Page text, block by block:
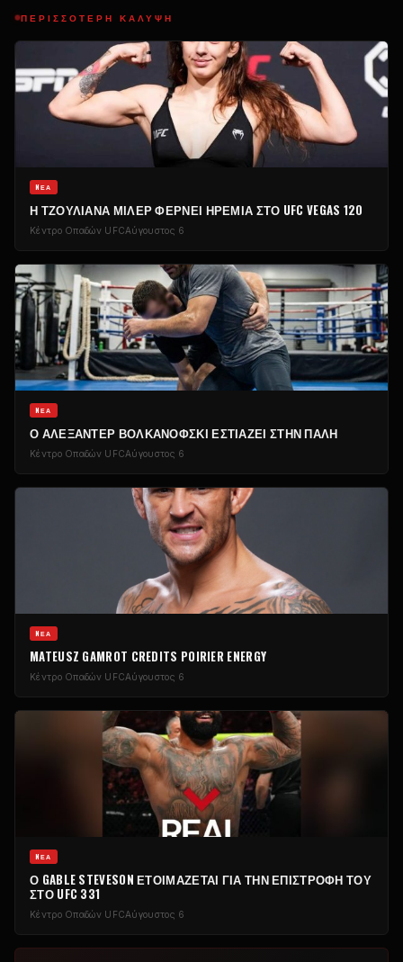
ΠΕΡΙΣΣΌΤΕΡΗ ΚΆΛΥΨΗ
NΈΑ
Η ΤΖΟΥΛΙΆΝΑ ΜΊΛΕΡ ΦΈΡΝΕΙ ΗΡΕΜΊΑ ΣΤΟ UFC VEGAS 120
Κέντρο Οπαδών UFCΑύγουστος 6
NΈΑ
Ο ΑΛΕΞΆΝΤΕΡ ΒΟΛΚΑΝΌΦΣΚΙ ΕΣΤΙΆΖΕΙ ΣΤΗΝ ΠΆΛΗ
Κέντρο Οπαδών UFCΑύγουστος 6
NΈΑ
MATEUSZ GAMROT CREDITS POIRIER ENERGY
Κέντρο Οπαδών UFCΑύγουστος 6
NΈΑ
Ο GABLE STEVESON ΕΤΟΙΜΆΖΕΤΑΙ ΓΙΑ ΤΗΝ ΕΠΙΣΤΡΟΦΉ ΤΟΥ
ΣΤΟ UFC 331
Κέντρο Οπαδών UFCΑύγουστος 6